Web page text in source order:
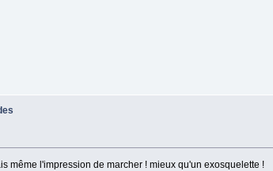
même l'impression de marcher ! mieux qu'un exosquelette !